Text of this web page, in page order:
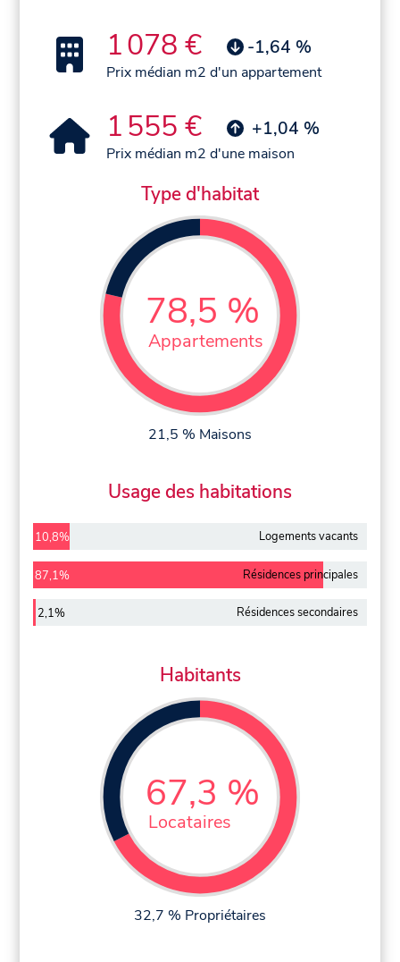
1 078 € -1,64 %
Prix médian m2 d'un appartement
1 555 € +1,04 %
Prix médian m2 d'une maison
Type d'habitat
78,5 %
Appartements
21,5 % Maisons
Usage des habitations
10,8% Logements vacants
87,1% Résidences principales
2,1% Résidences secondaires
Habitants
67,3 %
Locataires
32,7 % Propriétaires